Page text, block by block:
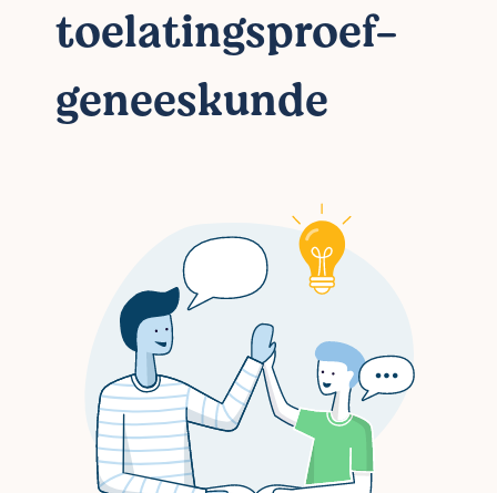
toelatingsproef-
geneeskunde